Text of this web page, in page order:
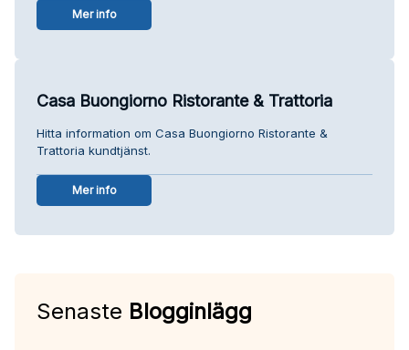
Mer info
Casa Buongiorno Ristorante & Trattoria
Hitta information om Casa Buongiorno Ristorante &
Trattoria kundtjänst.
Mer info
Senaste Blogginlägg